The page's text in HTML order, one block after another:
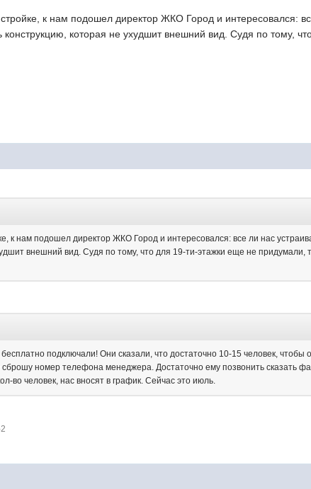
к нам подошел директор ЖКО Город и интересовался:
которая не ухудшит внешний вид. Судя по тому,
к нам подошел директор ЖКО Город и интересовался: все ли нас
внешний вид. Судя по тому, что для 19-ти-этажки еще не
подключали! Они сказали, что достаточно 10-15 человек, чтобы
номер телефона менеджера. Достаточно ему позвонить сказать
во человек, нас вносят в график. Сейчас это июль.